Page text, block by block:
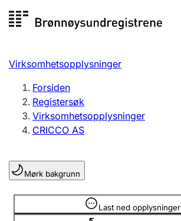
til
Registersøk
Aksjeselskap
Enkeltpersonforetak
Registrere, endre, slette
Lag og forening
Registrere, endre, slette
Virksomhetsopplysninger
Forsiden
Registersøk
Virksomhetsopplysninger
CRICCO AS
Mørk bakgrunn
Last ned opplysninger
Opplysninger er skjult